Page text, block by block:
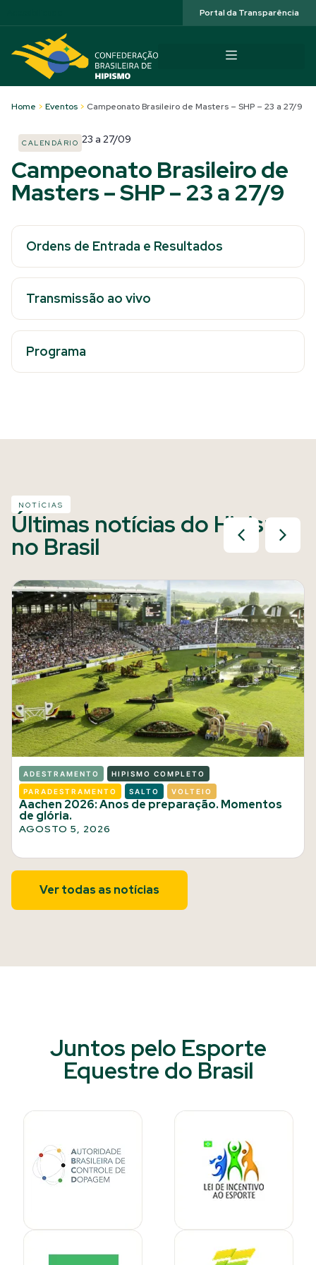
Portal da Transparência
Home > Eventos > Campeonato Brasileiro de Masters – SHP – 23 a 27/9
CALENDÁRIO 23 a 27/09
Campeonato Brasileiro de
Masters – SHP – 23 a 27/9
Ordens de Entrada e Resultados
Transmissão ao vivo
Programa
NOTÍCIAS
Últimas notícias do Hipismo
no Brasil
ADESTRAMENTO HIPISMO COMPLETO
PARADESTRAMENTO SALTO VOLTEIO
Aachen 2026: Anos de preparação. Momentos
de glória.
AGOSTO 5, 2026
Ver todas as notícias
Juntos pelo Esporte
Equestre do Brasil​